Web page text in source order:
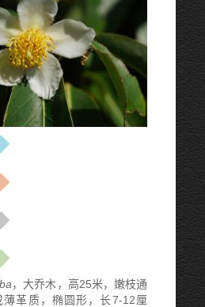
，大乔木，高25米，嫩枝通
薄革质，椭圆形，长7-12厘